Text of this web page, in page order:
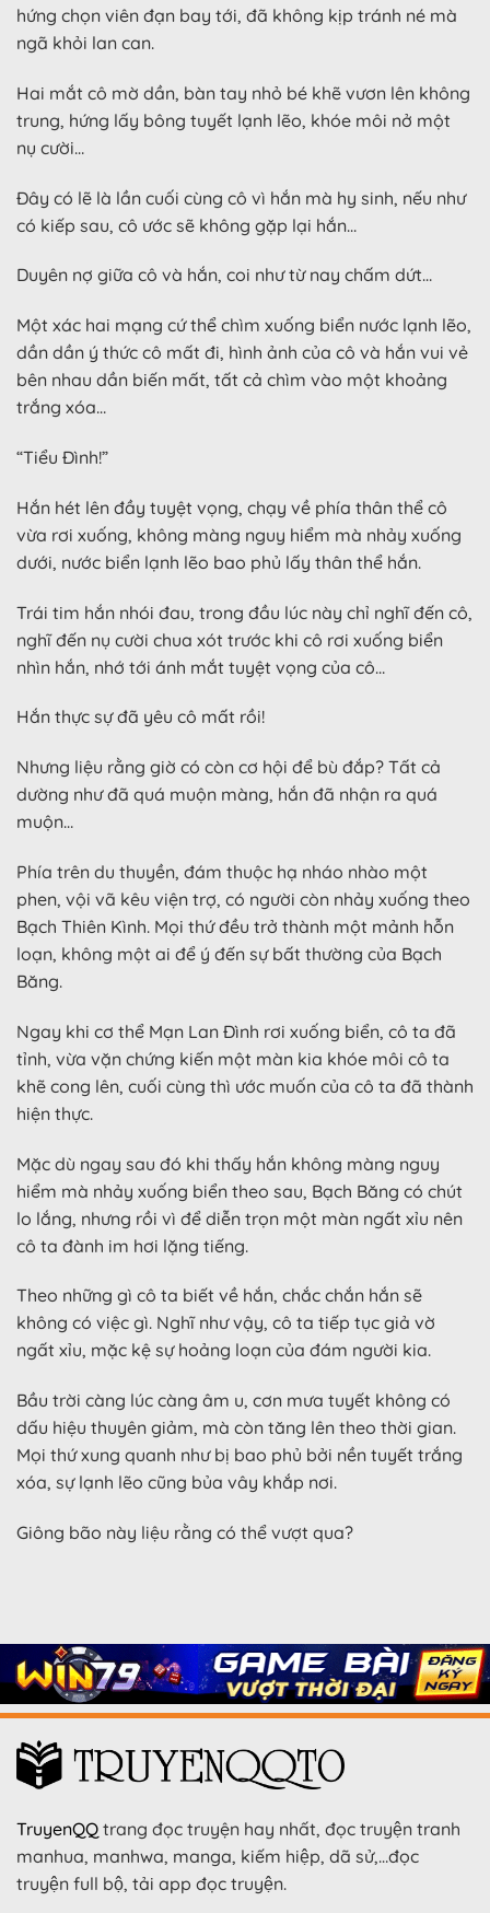
hứng chọn viên đạn bay tới, đã không kịp tránh né mà
ngã khỏi lan can.
Hai mắt cô mờ dần, bàn tay nhỏ bé khẽ vươn lên không
trung, hứng lấy bông tuyết lạnh lẽo, khóe môi nở một
nụ cười…
Đây có lẽ là lần cuối cùng cô vì hắn mà hy sinh, nếu như
có kiếp sau, cô ước sẽ không gặp lại hắn…
Duyên nợ giữa cô và hắn, coi như từ nay chấm dứt…
Một xác hai mạng cứ thể chìm xuống biển nước lạnh lẽo,
dần dần ý thức cô mất đi, hình ảnh của cô và hắn vui vẻ
bên nhau dần biến mất, tất cả chìm vào một khoảng
trắng xóa…
“Tiểu Đình!”
Hắn hét lên đầy tuyệt vọng, chạy về phía thân thể cô
vừa rơi xuống, không màng nguy hiểm mà nhảy xuống
dưới, nước biển lạnh lẽo bao phủ lấy thân thể hắn.
Trái tim hắn nhói đau, trong đầu lúc này chỉ nghĩ đến cô,
nghĩ đến nụ cười chua xót trước khi cô rơi xuống biển
nhìn hắn, nhớ tới ánh mắt tuyệt vọng của cô…
Hắn thực sự đã yêu cô mất rồi!
Nhưng liệu rằng giờ có còn cơ hội để bù đắp? Tất cả
dường như đã quá muộn màng, hắn đã nhận ra quá
muộn…
Phía trên du thuyền, đám thuộc hạ nháo nhào một
phen, vội vã kêu viện trợ, có người còn nhảy xuống theo
Bạch Thiên Kình. Mọi thứ đều trở thành một mảnh hỗn
loạn, không một ai để ý đến sự bất thường của Bạch
Băng.
Ngay khi cơ thể Mạn Lan Đình rơi xuống biển, cô ta đã
tỉnh, vừa vặn chứng kiến một màn kia khóe môi cô ta
khẽ cong lên, cuối cùng thì ước muốn của cô ta đã thành
hiện thực.
Mặc dù ngay sau đó khi thấy hắn không màng nguy
hiểm mà nhảy xuống biển theo sau, Bạch Băng có chút
lo lắng, nhưng rồi vì để diễn trọn một màn ngất xỉu nên
cô ta đành im hơi lặng tiếng.
Theo những gì cô ta biết về hắn, chắc chắn hắn sẽ
không có việc gì. Nghĩ như vậy, cô ta tiếp tục giả vờ
ngất xỉu, mặc kệ sự hoảng loạn của đám người kia.
Bầu trời càng lúc càng âm u, cơn mưa tuyết không có
dấu hiệu thuyên giảm, mà còn tăng lên theo thời gian.
Mọi thứ xung quanh như bị bao phủ bởi nền tuyết trắng
xóa, sự lạnh lẽo cũng bủa vây khắp nơi.
Giông bão này liệu rằng có thể vượt qua?
TruyenQQ trang đọc truyện hay nhất, đọc truyện tranh
manhua, manhwa, manga, kiếm hiệp, dã sử,…đọc
truyện full bộ, tải app đọc truyện.